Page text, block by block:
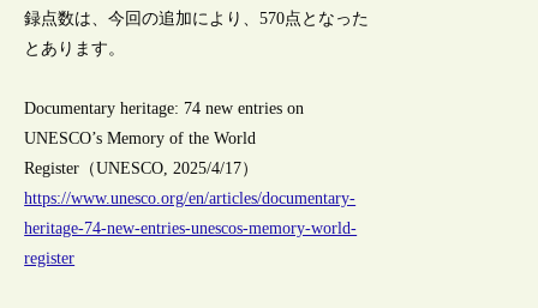
録点数は、今回の追加により、570点となった
とあります。
Documentary heritage: 74 new entries on
UNESCO’s Memory of the World
Register（UNESCO, 2025/4/17）
https://www.unesco.org/en/articles/documentary-
heritage-74-new-entries-unescos-memory-world-
register